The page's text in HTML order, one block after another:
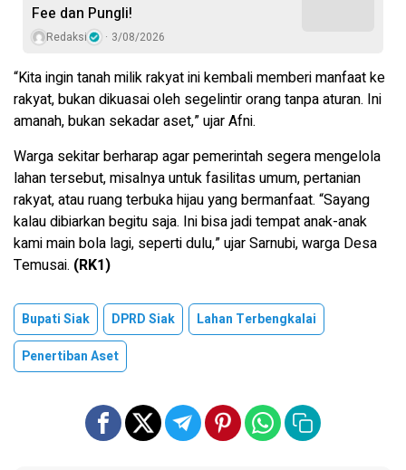
Fee dan Pungli!
Redaksi 3/08/2026
“Kita ingin tanah milik rakyat ini kembali memberi manfaat ke
rakyat, bukan dikuasai oleh segelintir orang tanpa aturan. Ini
amanah, bukan sekadar aset,” ujar Afni.
Warga sekitar berharap agar pemerintah segera mengelola
lahan tersebut, misalnya untuk fasilitas umum, pertanian
rakyat, atau ruang terbuka hijau yang bermanfaat. “Sayang
kalau dibiarkan begitu saja. Ini bisa jadi tempat anak-anak
kami main bola lagi, seperti dulu,” ujar Sarnubi, warga Desa
Temusai. (RK1)
Bupati Siak DPRD Siak
Lahan Terbengkalai
Penertiban Aset